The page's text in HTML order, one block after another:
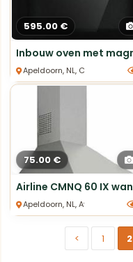
595.00 €
Apeldoorn, NL, Combi Ovens
75.00 €
Apeldoorn, NL, Afzuigkappen
< 1 2